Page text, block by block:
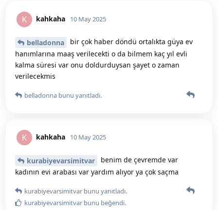
K kahkaha 10 May 2025
belladonna
bir çok haber döndü ortalıkta güya ev
hanımlarına maaş verilecekti o da bilmem kaç yıl evli
kalma süresi var onu doldurduysan şayet o zaman
verilecekmis
belladonna bunu yanıtladı.
K kahkaha 10 May 2025
kurabiyevarsimitvar
benim de çevremde var
kadının evi arabası var yardım alıyor ya çok saçma
kurabiyevarsimitvar bunu yanıtladı.
kurabiyevarsimitvar bunu beğendi.